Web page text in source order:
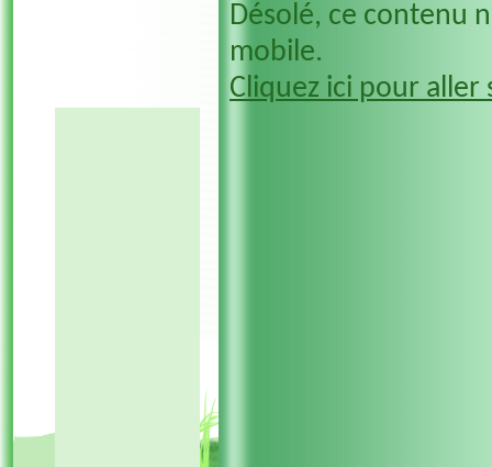
Désolé, ce contenu
mobile.
Cliquez ici pour